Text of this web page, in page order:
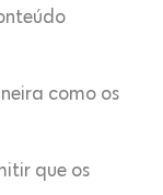
como os
que os